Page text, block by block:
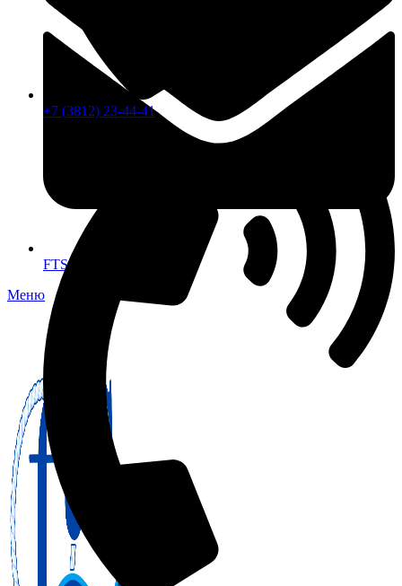
FTS-omsk@mail.ru
Меню
+7 (3812) 23-44-41